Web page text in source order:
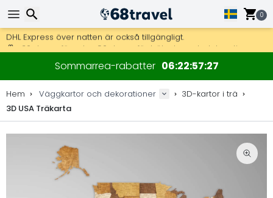
0
Få fri frakt på beställningar över 2 875 kr.
DHL Express över natten är också tillgängligt.
30 dagar för retur, 90 dagar för träkartor och dekorationer.
Sommarrea-rabatter 06225727
Hem Väggkartor och dekorationer
3D-kartor i trä
3D USA Träkarta
Sök